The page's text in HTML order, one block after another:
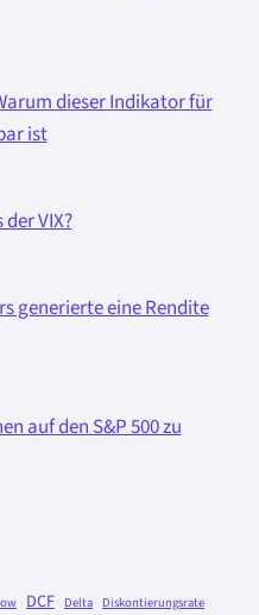
dieser Indikator für
ist
VIX?
generierte eine Rendite
auf den S&P 500 zu
DCF Delta Diskontierungsrate